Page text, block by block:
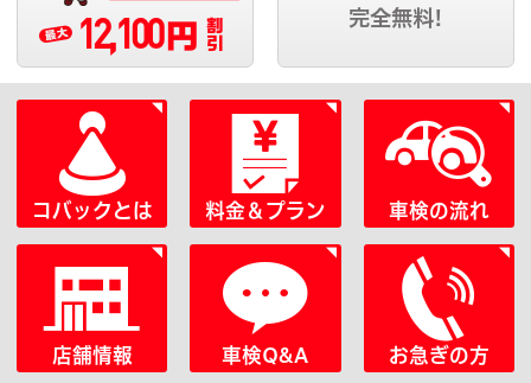
12,100 円
完全無料!
コバックとは 料金＆プラン 車検の流れ
店舗情報 車検Q&A お急ぎの方